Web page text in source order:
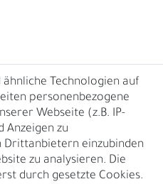
Technologien auf
personenbezogene
Webseite (z.B. IP-
Anzeigen zu
Drittanbietern einzubinden
zu analysieren. Die
durch gesetzte Cookies.